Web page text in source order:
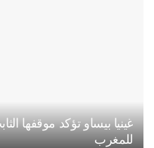
غينيا بيساو تؤكد موقفها
للمغرب